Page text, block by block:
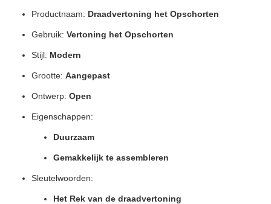
Productnaam: Draadvertoning het Opschorten
Gebruik: Vertoning het Opschorten
Stijl: Modern
Grootte: Aangepast
Ontwerp: Open
Eigenschappen:
Duurzaam
Gemakkelijk te assembleren
Sleutelwoorden:
Het Rek van de draadvertoning